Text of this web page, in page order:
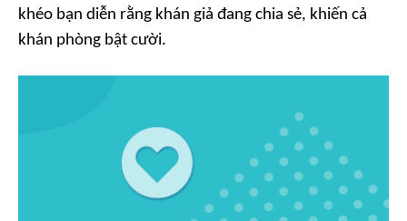
khéo bạn diễn rằng khán giả đang chia sẻ, khiến cả
khán phòng bật cười.